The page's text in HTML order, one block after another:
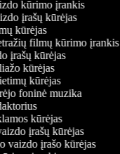
kūrimo įrankis
įrašų kūrėjas
kūrėjas
filmų kūrimo įrankis
įrašų kūrėjas
kūrėjas
kūrėjas
foninė muzika
kūrėjas
įrašų kūrėjas
vaizdo įrašo kūrėjas